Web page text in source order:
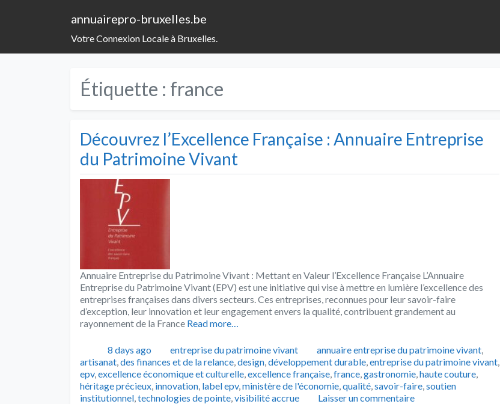
annuairepro-bruxelles.be
Votre Connexion Locale à Bruxelles.
Étiquette : france
Découvrez l’Excellence Française : Annuaire Entreprise
du Patrimoine Vivant
Annuaire Entreprise du Patrimoine Vivant : Mettant en Valeur l’Excellence Française L’Annuaire
Entreprise du Patrimoine Vivant (EPV) est une initiative qui vise à mettre en lumière l’excellence des
entreprises françaises dans divers secteurs. Ces entreprises, reconnues pour leur savoir-faire
d’exception, leur innovation et leur engagement envers la qualité, contribuent grandement au
rayonnement de la France Read more…
Publié
8 days ago Catégories
entreprise du patrimoine vivant Tags
annuaire entreprise du patrimoine vivant,
artisanat,des finances et de la relance,design,développement durable,entreprise du patrimoine vivant,
epv,excellence économique et culturelle,excellence française,france,gastronomie,haute couture,
héritage précieux, innovation, label epv,ministère de l'économie,qualité,savoir-faire,soutien
institutionnel,technologies de pointe,visibilité accrue Laisser un commentaire